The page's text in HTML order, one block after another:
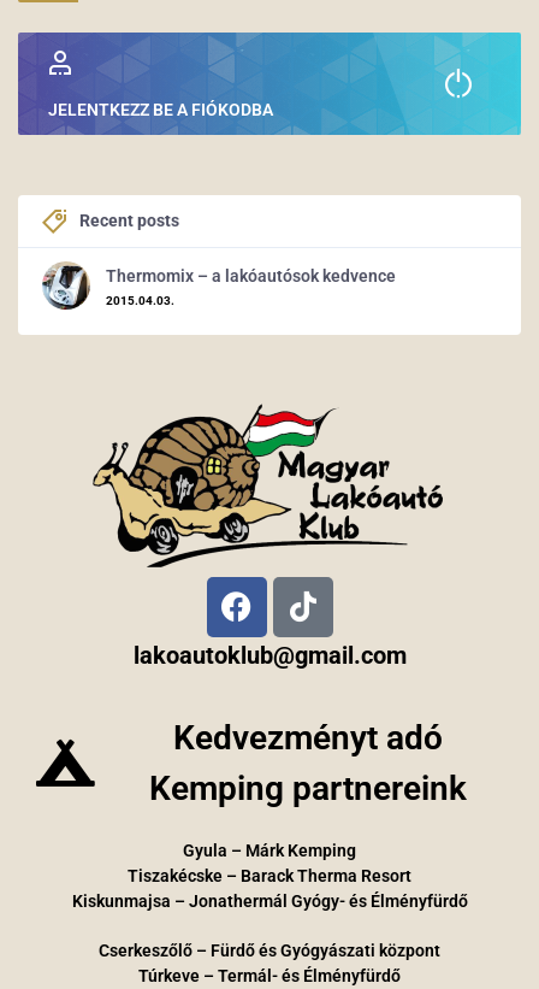
JELENTKEZZ BE A FIÓKODBA
Recent posts
Thermomix – a lakóautósok kedvence
2015.04.03.
lakoautoklub@gmail.com
Kedvezményt adó
Kemping partnereink
Gyula – Márk Kemping
Tiszakécske – Barack Therma Resort
Kiskunmajsa – Jonathermál Gyógy- és Élményfürdő
Cserkeszőlő – Fürdő és Gyógyászati központ
Túrkeve – Termál- és Élményfürdő